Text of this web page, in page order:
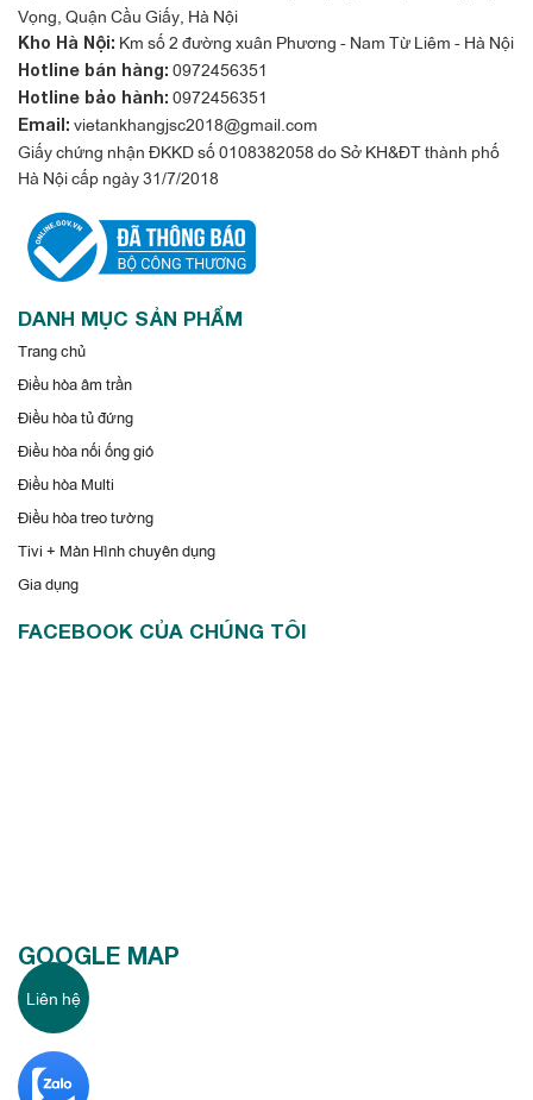
Vọng, Quận Cầu Giấy, Hà Nội
Kho Hà Nội: Km số 2 đường xuân Phương - Nam Từ Liêm - Hà Nội
Hotline bán hàng: 0972456351
Hotline bảo hành: 0972456351
Email: vietankhangjsc2018@gmail.com
Giấy chứng nhận ĐKKD số 0108382058 do Sở KH&ĐT thành phố
Hà Nội cấp ngày 31/7/2018
DANH MỤC SẢN PHẨM
Trang chủ
Điều hòa âm trần
Điều hòa tủ đứng
Điều hòa nối ống gió
Điều hòa Multi
Điều hòa treo tường
Tivi + Màn Hình chuyên dụng
Gia dụng
FACEBOOK CỦA CHÚNG TÔI
GOOGLE MAP
Liên hệ